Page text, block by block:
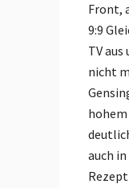
Front,
9:9
TV
nicht
auch